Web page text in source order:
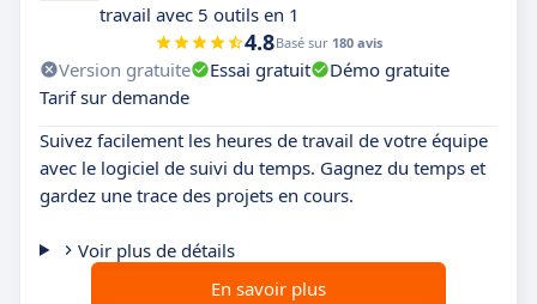
travail avec 5 outils en 1
4.8Basé sur 180 avis
Version gratuite Essai gratuit
Démo gratuite
Tarif sur demande
Suivez facilement les heures de travail de votre équipe
avec le logiciel de suivi du temps. Gagnez du temps et
gardez une trace des projets en cours.
Voir plus de détails
En savoir plus